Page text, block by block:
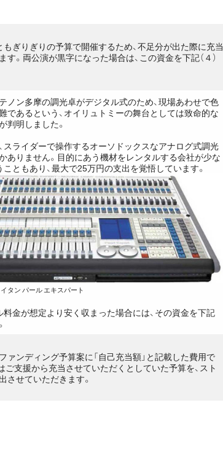
もぎりぎりの予算で開催するため、不足分が出た際に充当
。両公演が黒字になった場合は、この資金を下記（４）
ノン多摩の調光卓がデジタル式のため、現場あわせで色
であるという、オイリュトミーの舞台としては致命的な
判明しました。
スライダーで操作するオーソドックスなアナログ式調光
ありません。目的にあう機材をレンタルする会社が少な
こともあり、最大で25万円の支出を覚悟しています。
タン パール エキスパート
料金が想定より安く収まった場合には、その資金を下記
ァンディング予算案に「自己充当額」と記載した費用で
ご支援から充当させていただくとしていた予算を、スト
させていただきます。